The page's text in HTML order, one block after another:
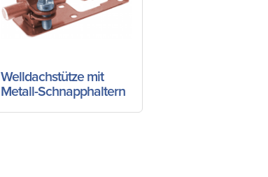
Welldachstütze mit
Metall-Schnapphaltern